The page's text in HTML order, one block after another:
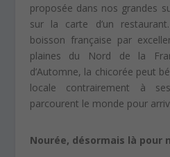
proposée dans nos grandes
sur la carte d’un
boisson française par
plaines du Nord de la
d’Automne, la chicorée peut
locale contrairement à
parcourent le monde pour
Nourée, désormais là pour